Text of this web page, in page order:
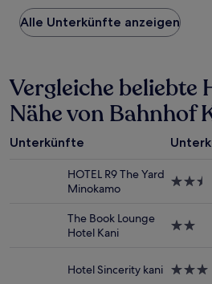
Preis
pro
Nacht,
den
letzten
24 Stunden
für
einen
1 Übernachtung
Alle Unterkünfte anzeigen
Vergleiche beliebte
Nähe von Bahnhof
Unterkünfte
HOTEL R9 The Yard
Minokamo
2.5-
The Book Lounge
Hotel Kani
2.0-
Hotel Sincerity kani 3.0-